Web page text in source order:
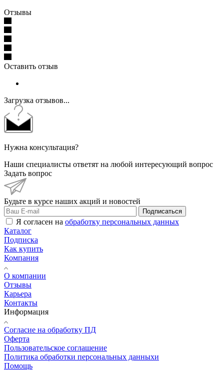
Отзывы
Оставить отзыв
Загрузка отзывов...
Нужна консультация?
Наши специалисты ответят на любой интересующий вопрос
Задать вопрос
Будьте в курсе наших акций и новостей
Подписаться
Я согласен на обработку персональных данных
Каталог
Подписка
Как купить
Компания
О компании
Отзывы
Карьера
Контакты
Информация
Согласие на обработку ПД
Оферта
Пользовательское соглашение
Политика обработки персональных данныхи
Помощь